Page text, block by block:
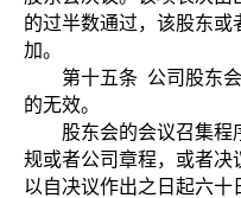
的过半数通过，该股东
加。
第十五条 公司股东
的无效。
股东会的会议召集程
规或者公司章程，或者决
以自决议作出之日起六十